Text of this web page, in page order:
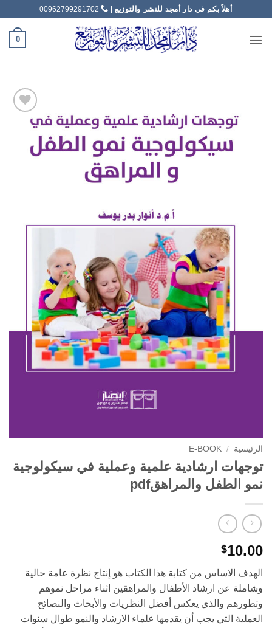
أهلاً بكم في دار أمجد للنشر والتوزيع | 00962799291702
0
Add to
الرئيسية /
E-BOOK
توجهات ارشادية علمية وعملية في سيكولوجية
نمو الطفل والمراهقpdf
$10.00
الهدف الاساس من كتابة هذا الكتاب هو إنتاج نظرة عامة حالية
وشاملة عن ارشاد الأطفال والمراهقين اثناء مراحل نموهم
وتطورهم والذي يعكس أفضل النظريات والأبحاث والنصائح
العملية التي يجب أن يقدمها علماء الارشاد والنمو طوال سنوات